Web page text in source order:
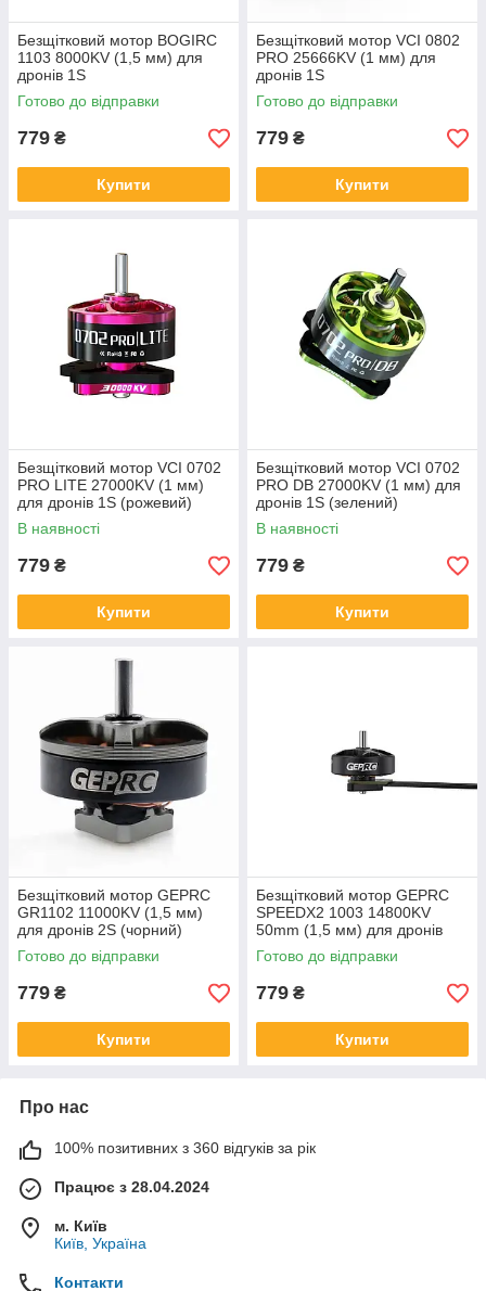
Безщітковий мотор BOGIRC
1103 8000KV (1,5 мм) для
дронів 1S
Готово до відправки
779 ₴
Купити
Безщітковий мотор VCI 0802
PRO 25666KV (1 мм) для
дронів 1S
Готово до відправки
779 ₴
Купити
Безщітковий мотор VCI 0702
PRO LITE 27000KV (1 мм)
для дронів 1S (рожевий)
В наявності
779 ₴
Купити
Безщітковий мотор VCI 0702
PRO DB 27000KV (1 мм) для
дронів 1S (зелений)
В наявності
779 ₴
Купити
Безщітковий мотор GEPRC
GR1102 11000KV (1,5 мм)
для дронів 2S (чорний)
Готово до відправки
779 ₴
Купити
Безщітковий мотор GEPRC
SPEEDX2 1003 14800KV
50mm (1,5 мм) для дронів
1,6-2S
Готово до відправки
779 ₴
Купити
Про нас
100% позитивних з 360 відгуків за рік
Працює з 28.04.2024
м. Київ
Київ, Україна
Контакти